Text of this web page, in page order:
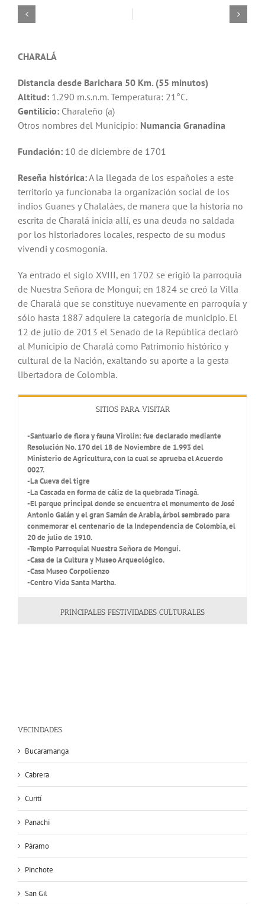
CHARALÁ
Distancia desde Barichara 50 Km. (55 minutos)
Altitud: 1.290 m.s.n.m. Temperatura: 21°C.
Gentilicio: Charaleño (a)
Otros nombres del Municipio: Numancia Granadina
Fundación: 10 de diciembre de 1701
Reseña histórica:A la llegada de los españoles a este
territorio ya funcionaba la organización social de los
indios Guanes y Chalaláes, de manera que la historia no
escrita de Charalá inicia allí, es una deuda no saldada
por los historiadores locales, respecto de su modus
vivendi y cosmogonía.
Ya entrado el siglo XVIII, en 1702 se erigió la parroquia
de Nuestra Señora de Monguí; en 1824 se creó la Villa
de Charalá que se constituye nuevamente en parroquia y
sólo hasta 1887 adquiere la categoría de municipio. El
12 de julio de 2013 el Senado de la República declaró
al Municipio de Charalá como Patrimonio histórico y
cultural de la Nación, exaltando su aporte a la gesta
libertadora de Colombia.
SITIOS PARA VISITAR
-Santuario de flora y fauna Virolín: fue declarado mediante
Resolución No. 170 del 18 de Noviembre de 1.993 del
Ministerio de Agricultura, con la cual se aprueba el Acuerdo
0027.
-La Cueva del tigre
-La Cascada en forma de cáliz de la quebrada Tinagá.
-El parque principal donde se encuentra el monumento de José
Antonio Galán y el gran Samán de Arabia, árbol sembrado para
conmemorar el centenario de la Independencia de Colombia, el
20 de julio de 1910.
-Templo Parroquial Nuestra Señora de Monguí.
-Casa de la Cultura y Museo Arqueológico.
-Casa Museo Corpolienzo
-Centro Vida Santa Martha.
PRINCIPALES FESTIVIDADES CULTURALES
VECINDADES
Bucaramanga
Cabrera
Curití
Panachi
Páramo
Pinchote
San Gil